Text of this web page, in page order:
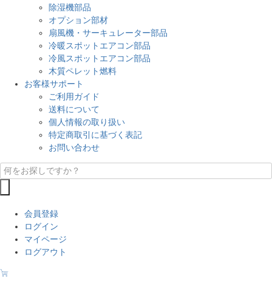
除湿機部品
オプション部材
扇風機・サーキュレーター部品
冷暖スポットエアコン部品
冷風スポットエアコン部品
木質ペレット燃料
お客様サポート
ご利用ガイド
送料について
個人情報の取り扱い
特定商取引に基づく表記
お問い合わせ
会員登録
ログイン
マイページ
ログアウト